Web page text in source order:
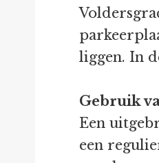
liggen. In
Gebruik
Een
een